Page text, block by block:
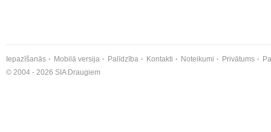
Iepazīšanās Mobilā versija Palīdzība Kontakti Noteikumi Privātums
© 2004 - 2026 SIA Draugiem